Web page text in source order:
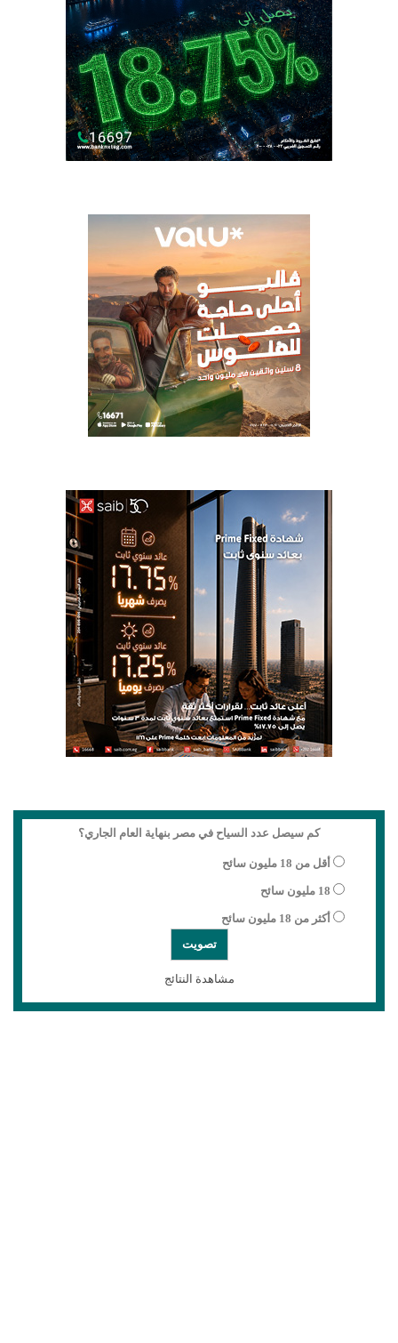
كم سيصل عدد السياح في مصر بنهاية العام الجاري؟
أقل من 18 مليون سائح
18 مليون سائح
أكثر من 18 مليون سائح
مشاهدة النتائج